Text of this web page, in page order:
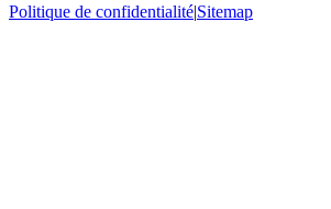
Politique de confidentialité|Sitemap